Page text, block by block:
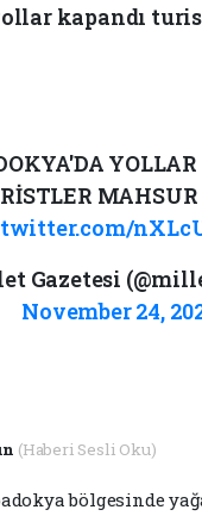
kapandı
Gazetesi
November 24,
(Haberi Sesli Oku)
bölgesinde